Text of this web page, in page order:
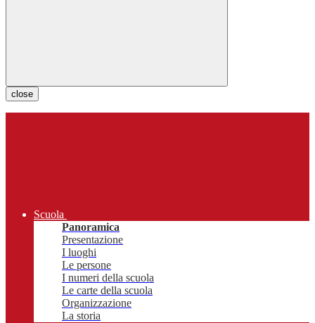
close
Scuola
Panoramica
Presentazione
I luoghi
Le persone
I numeri della scuola
Le carte della scuola
Organizzazione
La storia